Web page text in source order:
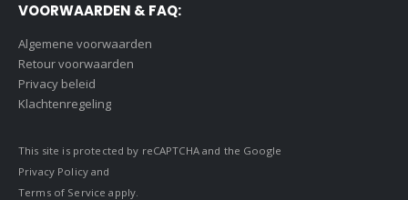
VOORWAARDEN & FAQ:
Algemene voorwaarden
Retour voorwaarden
Privacy beleid
Klachtenregeling
This site is protected by reCAPTCHA and the Google
Privacy Policyand
Terms of Service apply.